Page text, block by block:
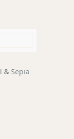
& Sepia